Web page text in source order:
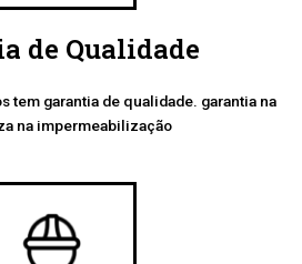
de Qualidade
tem garantia de qualidade. garantia na
na impermeabilização